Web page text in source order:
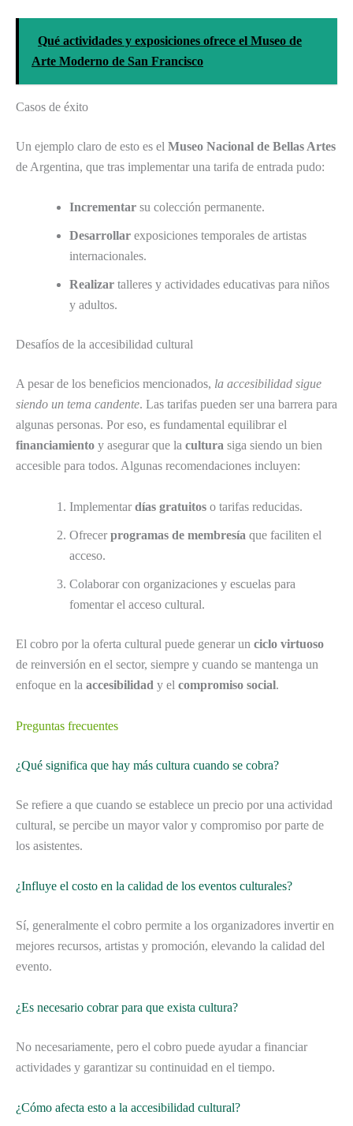
Qué actividades y exposiciones ofrece el Museo de
Arte Moderno de San Francisco
Casos de éxito
Un ejemplo claro de esto es el Museo Nacional de Bellas Artes
de Argentina, que tras implementar una tarifa de entrada pudo:
Incrementar su colección permanente.
Desarrollar exposiciones temporales de artistas
internacionales.
Realizar talleres y actividades educativas para niños
y adultos.
Desafíos de la accesibilidad cultural
A pesar de los beneficios mencionados, la accesibilidad sigue
siendo un tema candente. Las tarifas pueden ser una barrera para
algunas personas. Por eso, es fundamental equilibrar el
financiamiento y asegurar que la cultura siga siendo un bien
accesible para todos. Algunas recomendaciones incluyen:
Implementar días gratuitos o tarifas reducidas.
Ofrecer programas de membresía que faciliten el
acceso.
Colaborar con organizaciones y escuelas para
fomentar el acceso cultural.
El cobro por la oferta cultural puede generar un ciclo virtuoso
de reinversión en el sector, siempre y cuando se mantenga un
enfoque en la accesibilidad y el compromiso social.
Preguntas frecuentes
¿Qué significa que hay más cultura cuando se cobra?
Se refiere a que cuando se establece un precio por una actividad
cultural, se percibe un mayor valor y compromiso por parte de
los asistentes.
¿Influye el costo en la calidad de los eventos culturales?
Sí, generalmente el cobro permite a los organizadores invertir en
mejores recursos, artistas y promoción, elevando la calidad del
evento.
¿Es necesario cobrar para que exista cultura?
No necesariamente, pero el cobro puede ayudar a financiar
actividades y garantizar su continuidad en el tiempo.
¿Cómo afecta esto a la accesibilidad cultural?